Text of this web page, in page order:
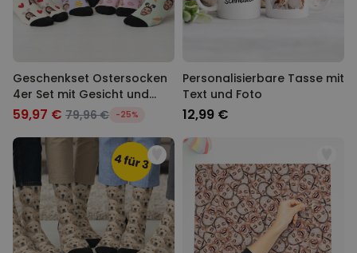
Geschenkset Ostersocken
4er Set mit Gesicht und
Hasenohren
59,97 € 79,96 € -25%
Personalisierbare Tasse mit
Text und Foto
12,99 €